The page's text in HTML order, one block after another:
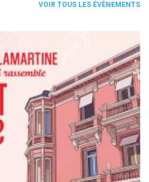
VOIR TOUS LES ÉVÈNEMENTS